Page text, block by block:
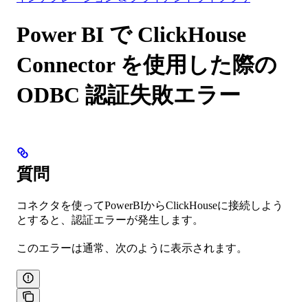
Power BI で ClickHouse
Connector を使用した際の
ODBC 認証失敗エラー
質問
コネクタを使ってPowerBIからClickHouseに接続しよう
とすると、認証エラーが発生します。
このエラーは通常、次のように表示されます。